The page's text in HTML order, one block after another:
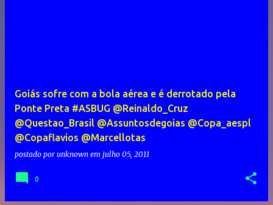
Goiás sofre com a bola aérea e é derrotado pela
Ponte Preta #ASBUG @Reinaldo_Cruz
@Questao_Brasil @Assuntosdegoias @Copa_aespl
@Copaflavios @Marcellotas
postado por unknown em julho 05, 2011
0